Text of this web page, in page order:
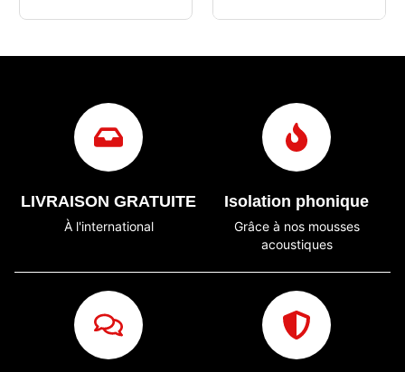
LIVRAISON GRATUITE
À l'international
Isolation phonique
Grâce à nos mousses
acoustiques